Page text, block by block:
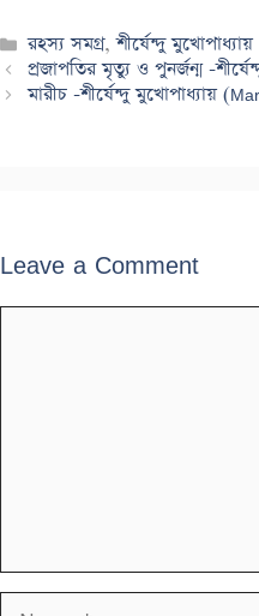
Categories
রহস্য সমগ্র,শীর্ষেন্দু মুখোপাধ্যায়
প্ৰজাপতির মৃত্যু ও পুনর্জন্ম -
মারীচ -শীর্ষেন্দু মুখোপাধ্যায়
Leave a Comment
Name